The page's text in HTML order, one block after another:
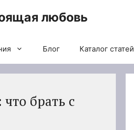
любовь
Блог Каталог статей
брать с